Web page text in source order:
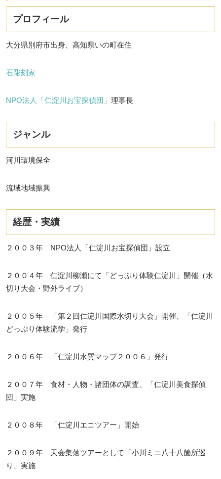
プロフィール
大分県別府市出身、高知県いの町在住
石彫刻家
NPO法人「仁淀川お宝探偵団」 理事長
ジャンル
河川環境保全
流域地域振興
経歴・実績
２００３年 NPO法人「仁淀川お宝探偵団」設立
２００４年 仁淀川柳瀬にて「どっぷり体験仁淀川」開催（水
切り大会・野外ライブ）
２００５年 「第２回仁淀川国際水切り大会」開催、「仁淀川
どっぷり体験流学」発行
２００６年 「仁淀川水質マップ２００６」発行
２００７年 食材・人物・諸団体の調査、「仁淀川美食探偵
団」実施
２００８年 「仁淀川エコツアー」開始
２００９年 天会集落ツアーとして「小川ミニ八十八箇所巡
り」実施